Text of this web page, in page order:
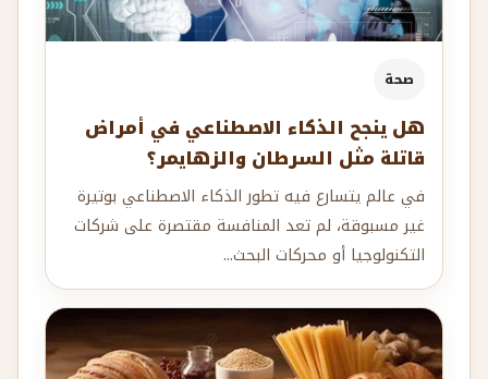
صحة
هل ينجح الذكاء الاصطناعي في أمراض
قاتلة مثل السرطان والزهايمر؟
في عالم يتسارع فيه تطور الذكاء الاصطناعي بوتيرة
غير مسبوقة، لم تعد المنافسة مقتصرة على شركات
التكنولوجيا أو محركات البحث...